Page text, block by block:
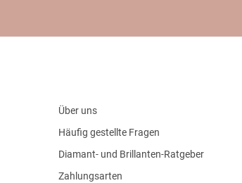
Über uns
Häufig gestellte Fragen
Diamant- und Brillanten-Ratgeber
Zahlungsarten